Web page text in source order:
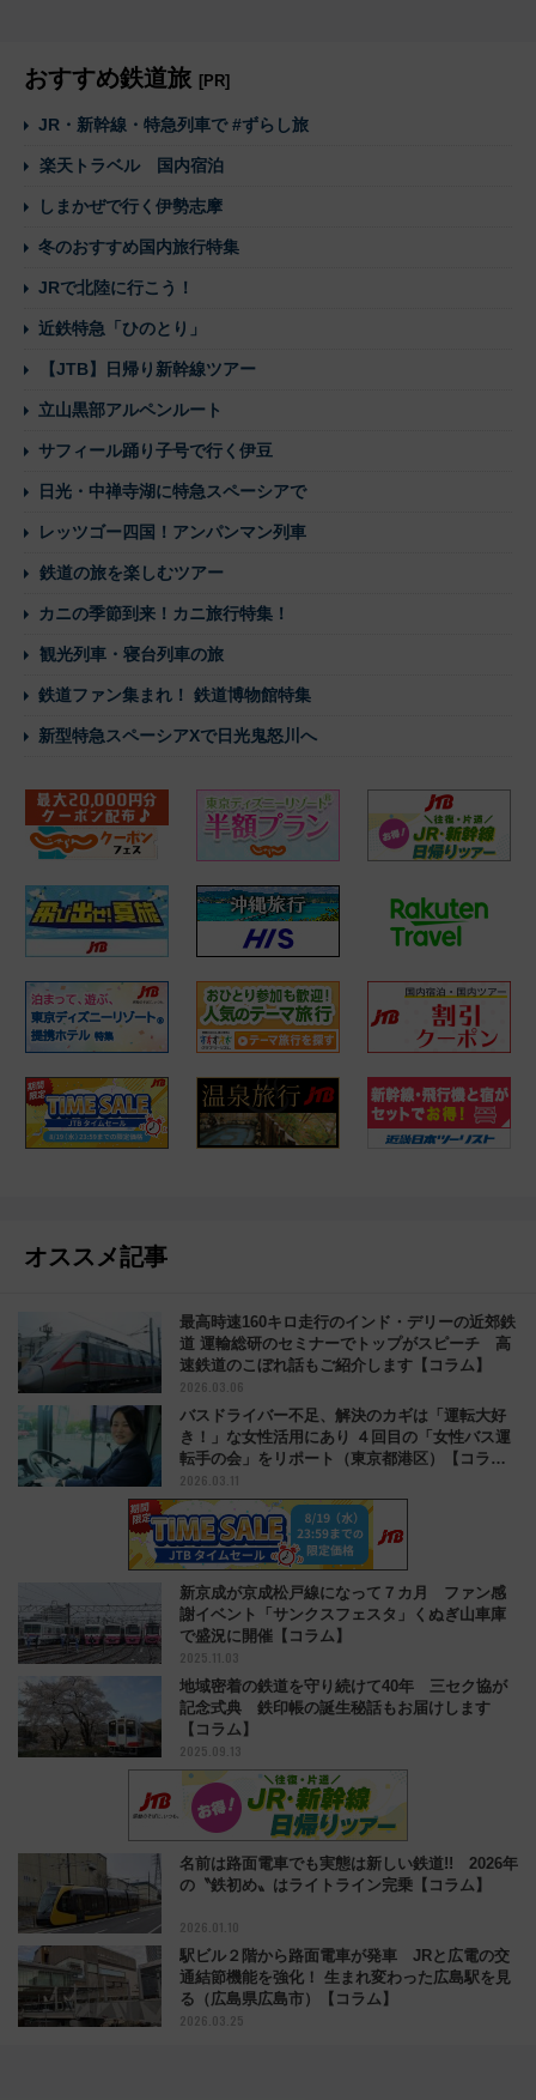
おすすめ鉄道旅 [PR]
JR・新幹線・特急列車で #ずらし旅
楽天トラベル 国内宿泊
しまかぜで行く伊勢志摩
冬のおすすめ国内旅行特集
JRで北陸に行こう！
近鉄特急「ひのとり」
【JTB】日帰り新幹線ツアー
立山黒部アルペンルート
サフィール踊り子号で行く伊豆
日光・中禅寺湖に特急スペーシアで
レッツゴー四国！アンパンマン列車
鉄道の旅を楽しむツアー
カニの季節到来！カニ旅行特集！
観光列車・寝台列車の旅
鉄道ファン集まれ！ 鉄道博物館特集
新型特急スペーシアXで日光鬼怒川へ
オススメ記事
最高時速160キロ走行のインド・デリーの近郊鉄
道 運輸総研のセミナーでトップがスピーチ 高
速鉄道のこぼれ話もご紹介します【コラム】
2026.03.06
バスドライバー不足、解決のカギは「運転大好
き！」な女性活用にあり ４回目の「女性バス運
転手の会」をリポート（東京都港区）【コラ
ム】
2026.03.11
新京成が京成松戸線になって７カ月 ファン感
謝イベント「サンクスフェスタ」くぬぎ山車庫
で盛況に開催【コラム】
2025.11.03
地域密着の鉄道を守り続けて40年 三セク協が
記念式典 鉄印帳の誕生秘話もお届けします
【コラム】
2025.09.13
名前は路面電車でも実態は新しい鉄道!! 2026年
の〝鉄初め〟はライトライン完乗【コラム】
2026.01.10
駅ビル２階から路面電車が発車 JRと広電の交
通結節機能を強化！ 生まれ変わった広島駅を見
る（広島県広島市）【コラム】
2026.03.25